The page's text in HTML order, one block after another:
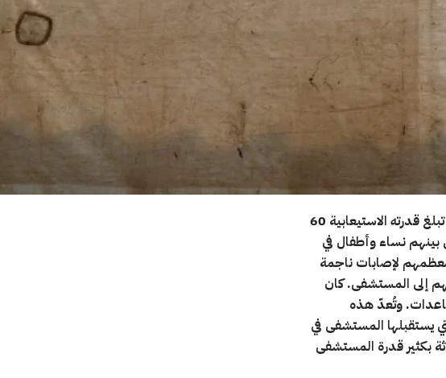
غزة - استقبل مستشفى الصليب الأحمر الميداني في رفح - الذي تبلغ قدرته الاستيعابية 60
الجرحى بلغ عددها 179 مصابًا، من بينهم نساء وأطفال في
لإصابات ناجمة
وفاة 21 منهم فور وصولهم إلى المستشفى. كان
وتُعدّ هذه
يستقبلها المستشفى في
بكثير قدرة المستشفى